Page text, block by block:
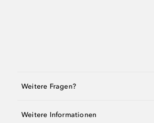
Weitere Fragen?
Weitere Informationen